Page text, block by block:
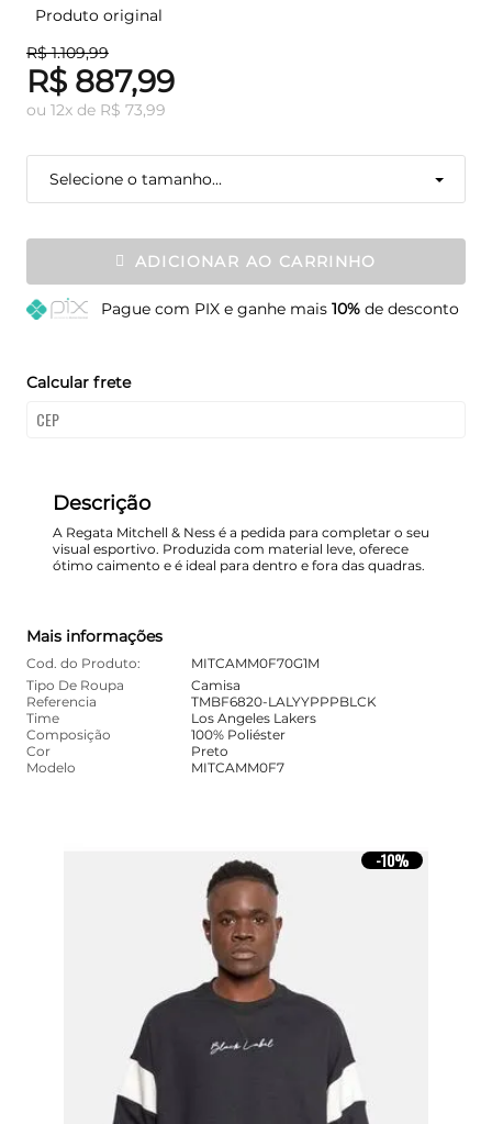
Produto original
R$ 1.109,99
R$ 887,99
ou 12x de R$ 73,99
Selecione o tamanho...
ADICIONAR AO CARRINHO
Pague com PIX e ganhe mais 10%de desconto
Calcular frete
Descrição
A Regata Mitchell & Ness é a pedida para completar o seu
visual esportivo. Produzida com material leve, oferece
ótimo caimento e é ideal para dentro e fora das quadras.
Mais informações
Cod. do Produto:
MITCAMM0F70G1M
Tipo De Roupa
Camisa
Referencia
TMBF6820-LALYYPPPBLCK
Time
Los Angeles Lakers
Composição
100% Poliéster
Cor
Preto
Modelo
MITCAMM0F7
-10%